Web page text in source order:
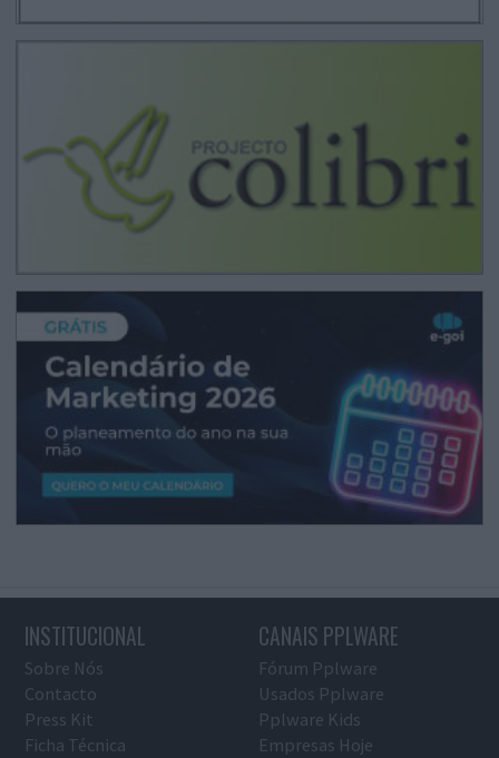
INSTITUCIONAL
Sobre Nós
Contacto
Press Kit
Ficha Técnica
CANAIS PPLWARE
Fórum Pplware
Usados Pplware
Pplware Kids
Empresas Hoje